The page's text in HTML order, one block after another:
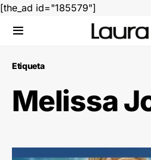
[the_ad id="185579"]
Etiqueta
Melissa